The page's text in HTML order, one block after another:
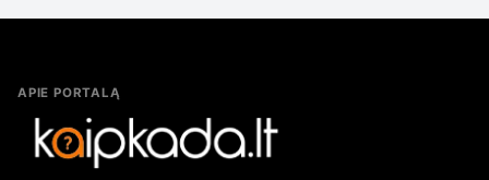
APIE PORTALĄ